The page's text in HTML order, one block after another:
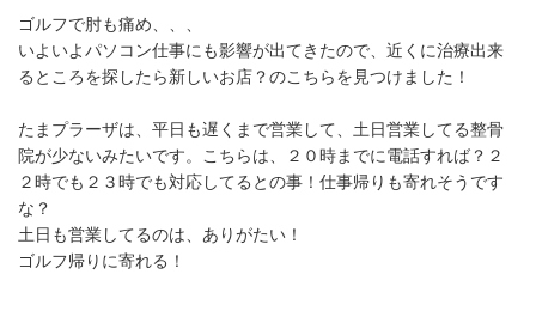
ゴルフで肘も痛め、、、
いよいよパソコン仕事にも影響が出てきたので、近くに治療出来
るところを探したら新しいお店？のこちらを見つけました！
たまプラーザは、平日も遅くまで営業して、土日営業してる整骨
院が少ないみたいです。こちらは、２０時までに電話すれば？２
２時でも２３時でも対応してるとの事！仕事帰りも寄れそうです
な？
土日も営業してるのは、ありがたい！
ゴルフ帰りに寄れる！